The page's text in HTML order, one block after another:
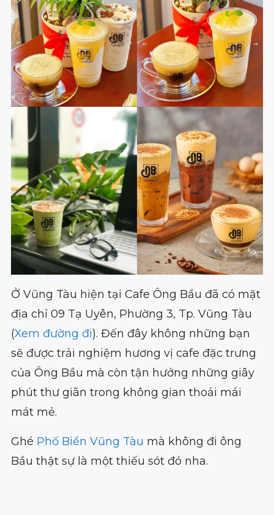
Ở Vũng Tàu hiện tại Cafe Ông Bầu đã có mặt
địa chỉ 09 Tạ Uyên, Phường 3, Tp. Vũng Tàu
(Xem đường đi). Đến đây không những bạn
sẽ được trải nghiệm hương vị cafe đặc trưng
của Ông Bầu mà còn tận hưởng những giây
phút thư giãn trong không gian thoải mái
mát mẻ.
Ghé Phố Biển Vũng Tàu mà không đi ông
Bầu thật sự là một thiếu sót đó nha.